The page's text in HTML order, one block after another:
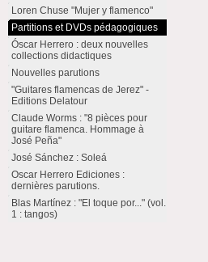
Loren Chuse "Mujer y flamenco"
Partitions et DVDs pédagogiques
Óscar Herrero : deux nouvelles
collections didactiques
Nouvelles parutions
"Guitares flamencas de Jerez" -
Editions Delatour
Claude Worms : "8 pièces pour
guitare flamenca. Hommage à
José Peña"
José Sánchez : Soleá
Oscar Herrero Ediciones :
dernières parutions.
Blas Martínez : "El toque por..." (vol.
1 : tangos)